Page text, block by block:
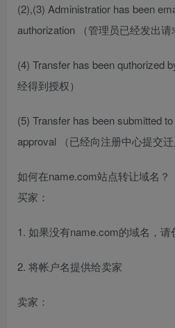
(2),(3) Administratior has been
authorization （管理员已经发出请
(4) Transfer has been quthorized
经得到授权）
(5) Transfer has been submitted
approval （已经向注册中心提交迁
如何在name.com站点转让域名？
买家：
1. 如果没有name.com的域名，请
2. 将帐户名提供给卖家
卖家：